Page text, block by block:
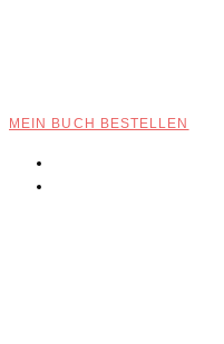
MEIN BUCH BESTELLEN